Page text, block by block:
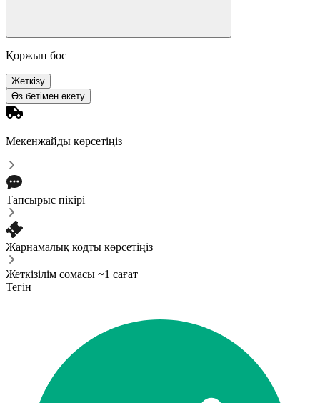
Қоржын бос
Жеткізу
Өз бетімен әкету
Мекенжайды көрсетіңіз
Тапсырыс пікірі
Жарнамалық кодты көрсетіңіз
Жеткізілім сомасы ~1 сағат
Тегін